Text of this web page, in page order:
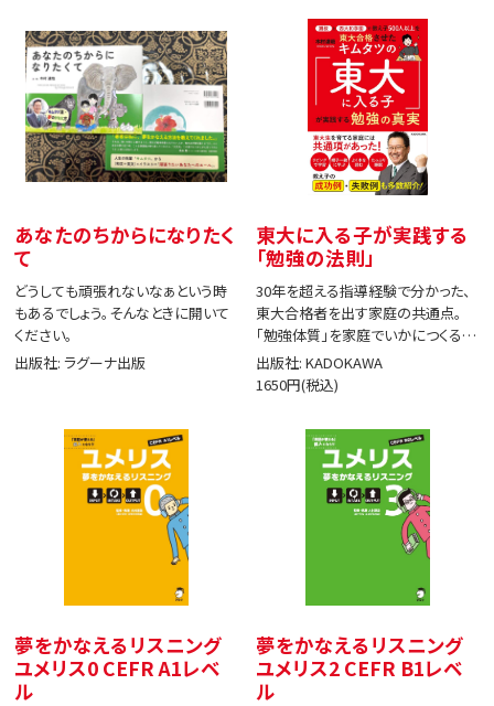
あなたのちからになりたく
て
どうしても頑張れないなぁという時
もあるでしょう。そんなときに開いて
ください。
出版社: ラグーナ出版
東大に入る子が実践する
「勉強の法則」
30年を超える指導経験で分かった、
東大合格者を出す家庭の共通点。
「勉強体質」を家庭でいかにつくる
か。
出版社: KADOKAWA
1650円(税込)
夢をかなえるリスニング
ユメリス0 CEFR A1レベ
ル
夢をかなえるリスニング
ユメリス2 CEFR B1レベ
ル